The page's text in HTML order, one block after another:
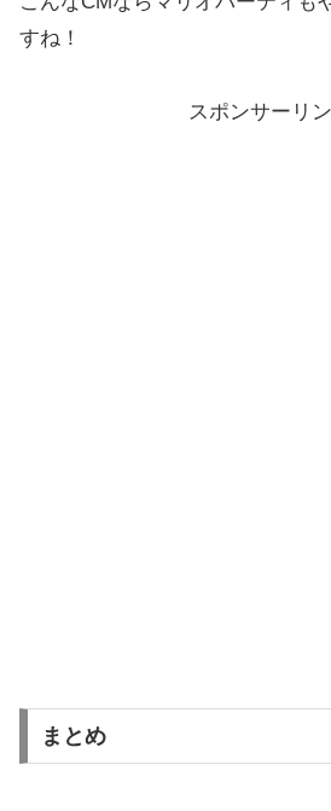
すね！
スポンサーリ
まとめ